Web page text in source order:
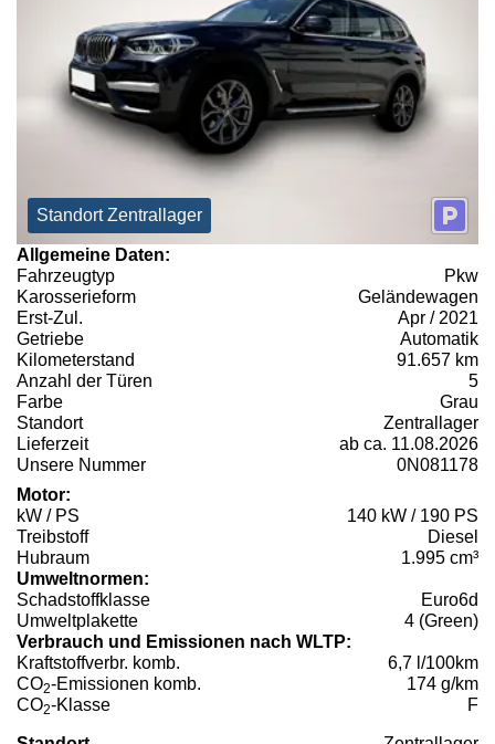
Standort Zentrallager
Allgemeine Daten:
Fahrzeugtyp
Pkw
Karosserieform
Geländewagen
Erst-Zul.
Apr / 2021
Getriebe
Automatik
Kilometerstand
91.657 km
Anzahl der Türen
5
Farbe
Grau
Standort
Zentrallager
Lieferzeit
ab ca. 11.08.2026
Unsere Nummer
0N081178
Motor:
kW / PS
140 kW / 190 PS
Treibstoff
Diesel
Hubraum
1.995 cm³
Umweltnormen:
Schadstoffklasse
Euro6d
Umweltplakette
4 (Green)
Verbrauch und Emissionen nach WLTP:
Kraftstoffverbr. komb.
6,7 l/100km
CO2-Emissionen komb.
174 g/km
CO2-Klasse F